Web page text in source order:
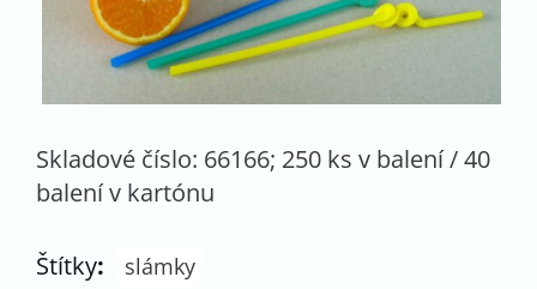
Skladové číslo: 66166; 250 ks v balení / 40
balení v kartónu
Štítky: slámky